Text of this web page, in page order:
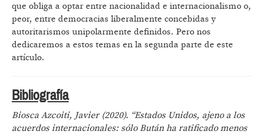
que obliga a optar entre nacionalidad e internacionalismo o,
peor, entre democracias liberalmente concebidas y
autoritarismos unipolarmente definidos. Pero nos
dedicaremos a estos temas en la segunda parte de este
artículo.
Bibliografía
Biosca Azcoiti, Javier (2020). “Estados Unidos, ajeno a los
acuerdos internacionales: sólo Bután ha ratificado menos